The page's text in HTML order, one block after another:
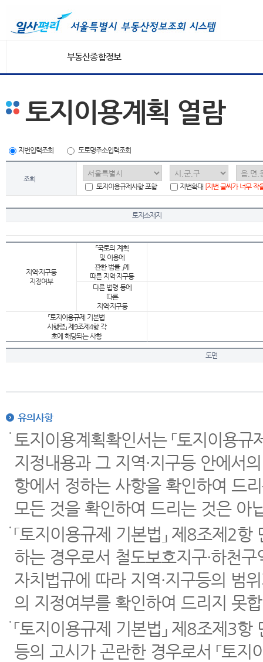
부동산종합정보
토지이용계획 열람
지번입력조회 도로명주소입력조회
조회
토지이용규제사항 포함
지번확대 [지번 글씨가 너무 작
토지소재지
지역·지구등
지정여부
「국토의 계획
및 이용에
관한 법률 」에
따른 지역·지구등
다른 법령 등에
따른
지역·지구등
「토지이용규제 기본법
시행령」 제9조제4항 각
호에 해당되는 사항
도면
유의사항
토지이용계획확인서는 「토지이용
지정내용과 그 지역·지구등 안에서
항에서 정하는 사항을 확인하여 드
모든 것을 확인하여 드리는 것은 아
「토지이용규제 기본법」 제8조제2
하는 경우로서 철도보호지구·하천
자치법규에 따라 지역·지구등의 범
의 지정여부를 확인하여 드리지 못
「토지이용규제 기본법」 제8조제3
등의 고시가 곤란한 경우로서 「토